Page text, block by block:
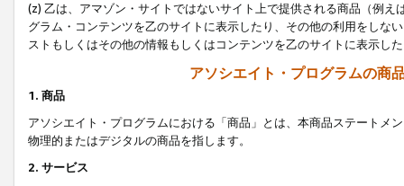
(z) 乙は、アマゾン・サイトではないサイト上で提供される商品（例
グラム・コンテンツを乙のサイトに表示したり、その他の利用をしな
ストもしくはその他の情報もしくはコンテンツを乙のサイトに表示し
アソシエイト・プログラムの商
1. 商品
アソシエイト・プログラムにおける「商品」とは、本商品ステートメ
物理的またはデジタルの商品を指します。
2. サービス